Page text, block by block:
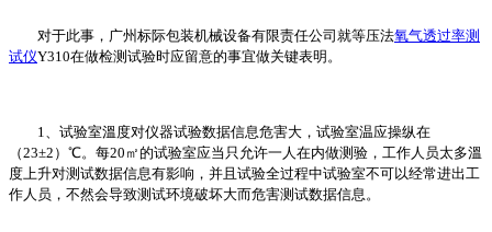
对于此事，广州标际包装机械设备有限责任公司就等压法氧气透过率测
试仪Y310在做检测试验时应留意的事宜做关键表明。
1、试验室溫度对仪器试验数据信息危害大，试验室温应操纵在
（23±2）℃。每20㎡的试验室应当只允许一人在内做测验，工作人员太多溫
度上升对测试数据信息有影响，并且试验全过程中试验室不可以经常进出工
作人员，不然会导致测试环境破坏大而危害测试数据信息。